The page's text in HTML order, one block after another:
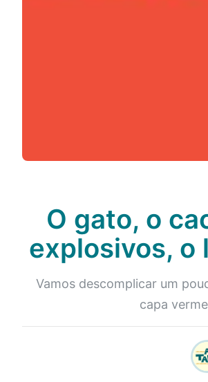
Taba na Escola
O gato, o
explosivos, o
Vamos descomplicar um
capa